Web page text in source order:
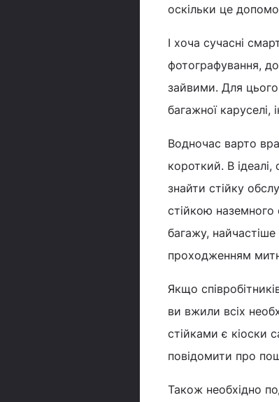
оскільки це
І хоча сучасні
фотографування,
зайвими. Для
багажної каруселі,
Водночас варто
короткий. В
знайти стійку
стійкою наземного
багажу,
проходженням
Якщо
ви вжили всіх
стійками є кіоски
повідомити про
Також необхідно